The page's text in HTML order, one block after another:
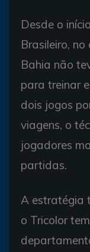
Desde o
Brasileiro,
Bahia não
para treinar
dois jogos
viagens, o
jogadores
partidas.
A estratégia
o Tricolor